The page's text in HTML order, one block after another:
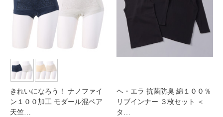
きれいになろう！ ナノファイ
ン１００加工 モダール混ベア
天竺…
ヘ・エラ 抗菌防臭 綿１００％
リブインナー ３枚セット ＜
タ…